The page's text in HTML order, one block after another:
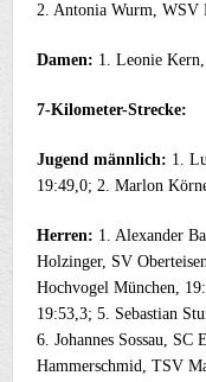
2. Antonia Wurm, WSV
Damen: 1. Leonie
7-Kilometer-Strecke:
Jugend männlich: 1.
19:49,0; 2. Marlon
Herren: 1. Alexander
Holzinger, SV
Hochvogel München,
19:53,3; 5. Sebastian
6. Johannes Sossau,
Hammerschmid, TSV